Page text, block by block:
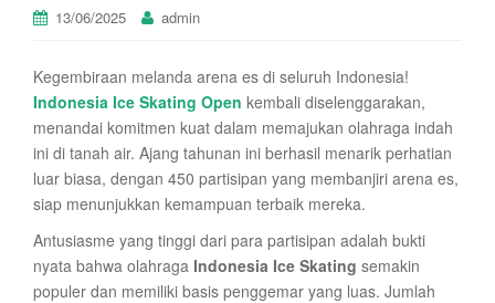
13/06/2025 admin
Kegembiraan melanda arena es di seluruh Indonesia!
Indonesia Ice Skating Open kembali diselenggarakan,
menandai komitmen kuat dalam memajukan olahraga indah
ini di tanah air. Ajang tahunan ini berhasil menarik perhatian
luar biasa, dengan 450 partisipan yang membanjiri arena es,
siap menunjukkan kemampuan terbaik mereka.
Antusiasme yang tinggi dari para partisipan adalah bukti
nyata bahwa olahraga Indonesia Ice Skating semakin
populer dan memiliki basis penggemar yang luas. Jumlah